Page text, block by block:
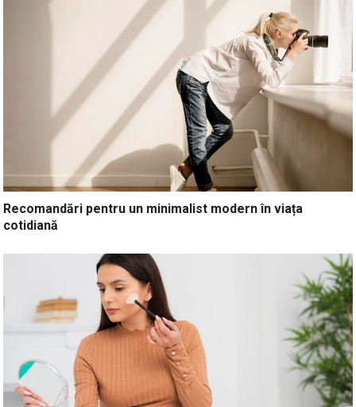
Recomandări pentru un minimalist modern în viața
cotidiană